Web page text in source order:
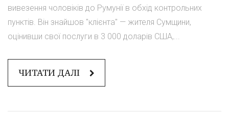
вивезення чоловіків до Румунії в обхід контрольних
пунктів. Він знайшов "клієнта" — жителя Сумщини,
оцінивши свої послуги в 3 000 доларів США,...
ЧИТАТИ ДАЛІ